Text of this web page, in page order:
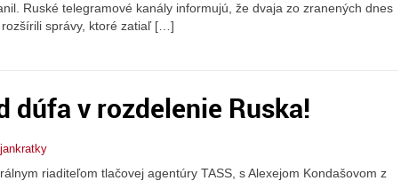
Ruské telegramové kanály informujú, že dvaja zo zranených dnes
správy, ktoré zatiaľ […]
dúfa v rozdelenie Ruska!
jankratky
riaditeľom tlačovej agentúry TASS, s Alexejom Kondašovom z